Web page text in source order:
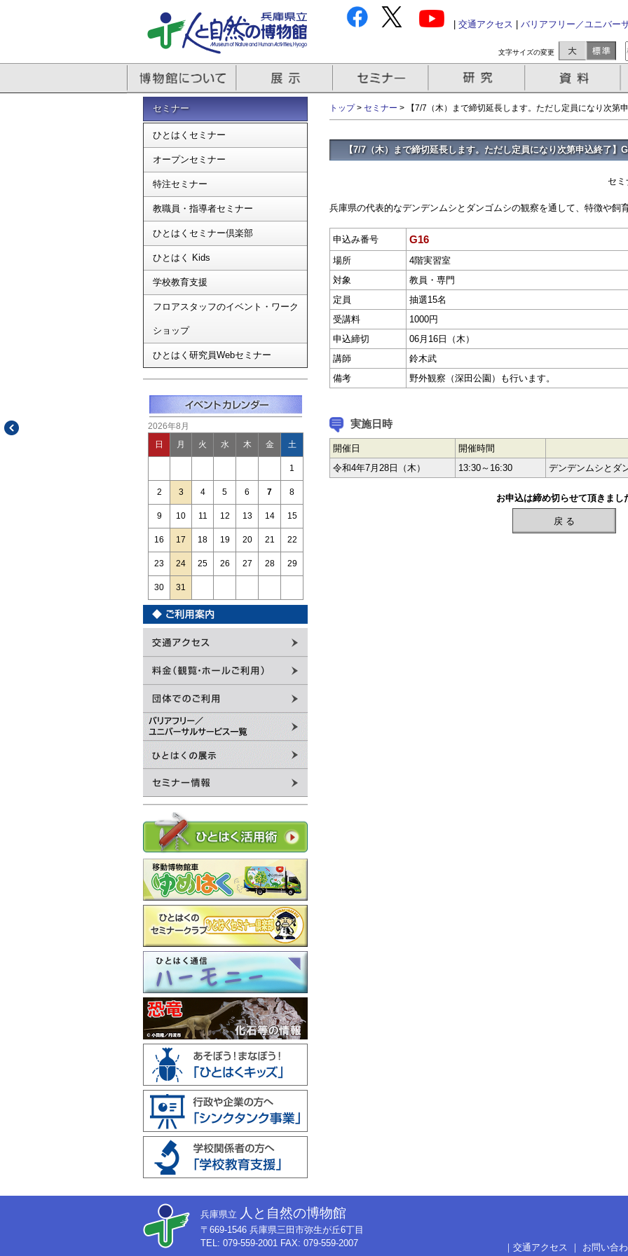
交通アクセス バリアフリー／ユニバー
文字サイズの変更
セミナー
ひとはくセミナー
オープンセミナー
特注セミナー
教職員・指導者セミナー
ひとはくセミナー倶楽部
ひとはく Kids
学校教育支援
フロアスタッフのイベント・ワーク
ショップ
ひとはく研究員Webセミナー
2026年8月
日 月 火 水 木 金 土
1
2 3 4 5 6 7 8
9 10 11 12 13 14 15
16 17 18 19 20 21 22
23 24 25 26 27 28 29
30 31
トップ> セミナー > 【7/7（木）まで締切延長します。ただし定員になり次第
【7/7（木）まで締切延長します。ただし定員になり次第申込終了】
セ
兵庫県の代表的なデンデンムシとダンゴムシの観察を通して、特徴や飼
申込み番号 G16
場所
4階実習室
対象
教員・専門
定員
抽選15名
受講料
1000円
申込締切
06月16日（木）
講師
鈴木武
備考
野外観察（深田公園）も行います。
実施日時
開催日
開催時間
令和4年7月28日（木）
13:30～16:30 デンデンムシとダ
お申込は締め切らせて頂きまし
戻 る
兵庫県立 人と自然の博物館
〒669-1546 兵庫県三田市弥生が丘6丁目
TEL: 079-559-2001 FAX: 079-559-2007
｜ 交通アクセス ｜ お問い合